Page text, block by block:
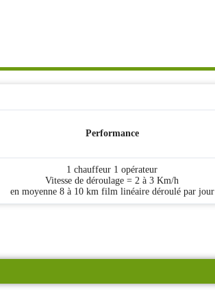
Performance
1 chauffeur 1 opérateur
Vitesse de déroulage = 2 à 3 Km/h
en moyenne 8 à 10 km film linéaire déroulé par jour